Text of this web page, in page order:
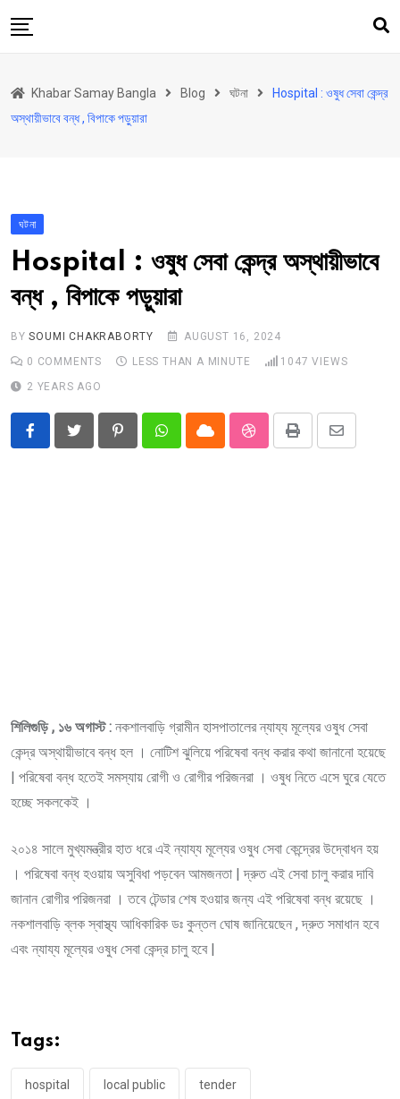
to
উত্তরবঙ্গ
আরও কিছু
Contact
Khabar Samay Hindi
Khabar Samay Bangla Blog ঘটনা
Hospital : ওষুধ সেবা কেন্দ্র
অস্থায়ীভাবে বন্ধ , বিপাকে পড়ুয়ারা
ঘটনা
Hospital : ওষুধ সেবা কেন্দ্র অস্থায়ীভাবে
বন্ধ , বিপাকে পড়ুয়ারা
BYSOUMI CHAKRABORTY
AUGUST 16, 2024
0 COMMENTS LESS THAN A MINUTE 1047 VIEWS
2 YEARS AGO
PinterestWhatsappCloud StumbleUpon
Print
Share
শিলিগুড়ি , ১৬ অগাস্ট : নকশালবাড়ি গ্রামীন হাসপাতালের ন্যায্য মূল্যের ওষুধ সেবা
কেন্দ্র অস্থায়ীভাবে বন্ধ হল । নোটিশ ঝুলিয়ে পরিষেবা বন্ধ করার কথা জানানো হয়েছে
| পরিষেবা বন্ধ হতেই সমস্যায় রোগী ও রোগীর পরিজনরা । ওষুধ নিতে এসে ঘুরে যেতে
হচ্ছে সকলকেই ।
২০১৪ সালে মুখ্যমন্ত্রীর হাত ধরে এই ন্যায্য মূল্যের ওষুধ সেবা কেন্দ্রের উদ্বোধন হয়
। পরিষেবা বন্ধ হ‌ওয়ায় অসুবিধা পড়বেন আমজনতা | দ্রুত এই সেবা চালু করার দাবি
জানান রোগীর পরিজনরা । তবে টেন্ডার শেষ হ‌ওয়ার জন্য এই পরিষেবা বন্ধ রয়েছে ।
নকশালবাড়ি ব্লক স্বাস্থ্য আধিকারিক ডঃ কুন্তল ঘোষ জানিয়েছেন , দ্রুত সমাধান হবে
এবং ন্যায্য মূল্যের ওষুধ সেবা কেন্দ্র চালু হবে |
Tags:
hospital local public tender